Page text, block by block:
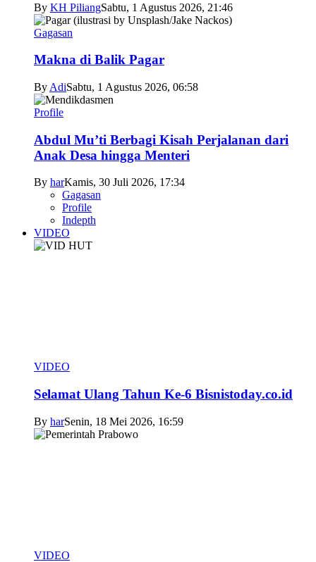
By KH PiliangSabtu, 1 Agustus 2026, 21:46
Gagasan
Makna di Balik Pagar
By AdiSabtu, 1 Agustus 2026, 06:58
Profile
Abdul Mu’ti Berbagi Kisah Perjalanan dari
Anak Desa hingga Menteri
By harKamis, 30 Juli 2026, 17:34
Gagasan
Profile
Indepth
VIDEO
VIDEO
Selamat Ulang Tahun Ke-6 Bisnistoday.co.id
By harSenin, 18 Mei 2026, 16:59
VIDEO